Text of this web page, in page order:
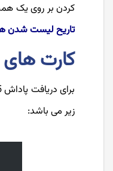
کردن بر روی یک
تاریح لیست شدن
کارت های
زیر می باشد: